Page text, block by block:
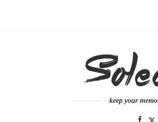
keep your